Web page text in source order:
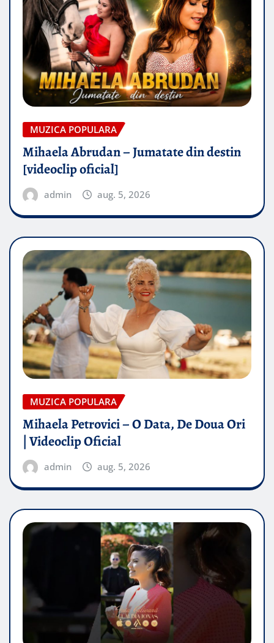
MUZICA POPULARA
Mihaela Abrudan – Jumatate din destin
[videoclip oficial]
admin aug. 5, 2026
MUZICA POPULARA
Mihaela Petrovici – O Data, De Doua Ori
| Videoclip Oficial
admin aug. 5, 2026